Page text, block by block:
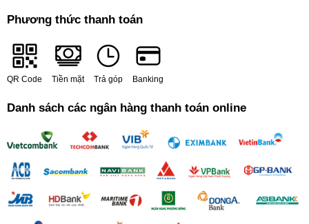
Phương thức thanh toán
QR Code Tiền mặt Trả góp Banking
Danh sách các ngân hàng thanh toán online